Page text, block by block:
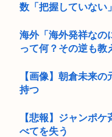
数「把握していない」
海外「海外発祥なの
って何？その逆も教
【画像】朝倉未来
持つ
【悲報】ジャンポ
べてを失う